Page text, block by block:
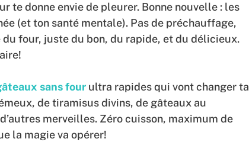
te donne envie de pleurer. Bonne nouvelle : les
(et ton santé mentale). Pas de préchauffage,
four, juste du bon, du rapide, et du délicieux.
sans four ultra rapides qui vont changer ta
de tiramisus divins, de gâteaux au
merveilles. Zéro cuisson, maximum de
la magie va opérer!